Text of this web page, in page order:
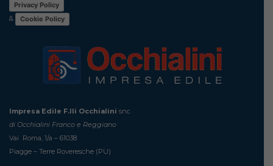
Privacy Policy
&
Cookie Policy
Impresa Edile F.lli Occhialini snc
di Occhialini Franco e Reggiano
Vai Roma, 1/a – 61038
Piagge – Terre Roveresche (PU)